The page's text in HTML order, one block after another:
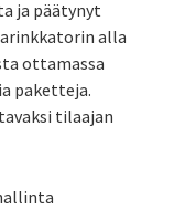
ja päätynyt
alla
ottamassa
paketteja.
tilaajan